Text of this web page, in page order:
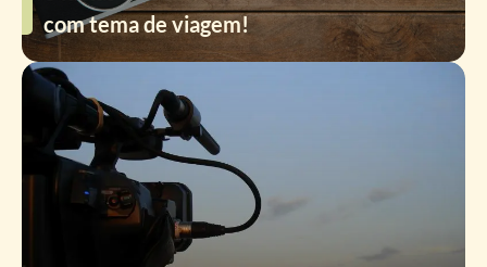
com tema de viagem!